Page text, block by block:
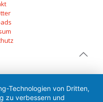
Technologien von Dritten,
zu verbessern und